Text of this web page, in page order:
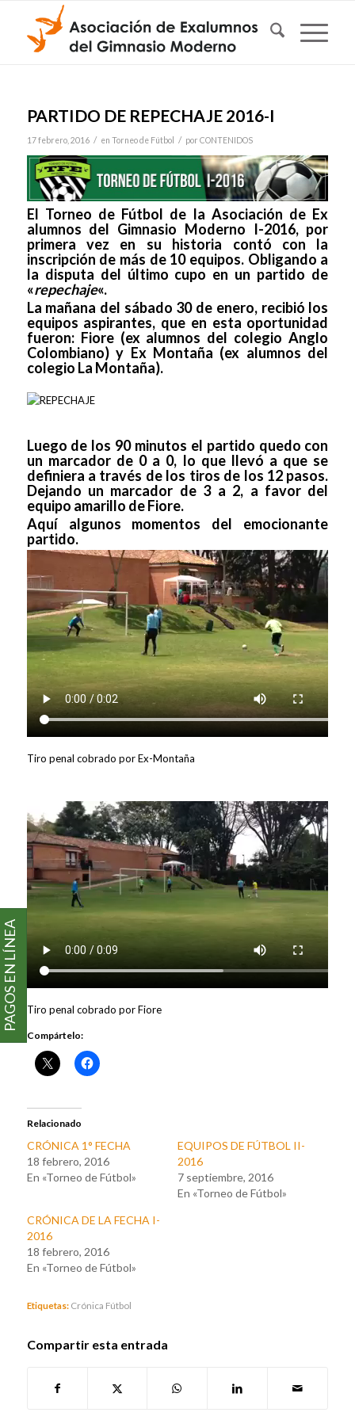
PARTIDO DE REPECHAJE 2016-I
17 febrero, 2016 / en Torneo de Fútbol / por CONTENIDOS
El Torneo de Fútbol de la Asociación de Ex
alumnos del Gimnasio Moderno I-2016, por
primera vez en su historia contó con la
inscripción de más de 10 equipos. Obligando a
la disputa del último cupo en un partido de
«repechaje«.
La mañana del sábado 30 de enero, recibió los
equipos aspirantes, que en esta oportunidad
fueron: Fiore (ex alumnos del colegio Anglo
Colombiano) y Ex Montaña (ex alumnos del
colegio La Montaña).
Luego de los 90 minutos el partido quedo con
un marcador de 0 a 0, lo que llevó a que se
definiera a través de los tiros de los 12 pasos.
Dejando un marcador de 3 a 2, a favor del
equipo amarillo de Fiore.
Aquí algunos momentos del emocionante
partido.
Tiro penal cobrado por Ex-Montaña
Tiro penal cobrado por Fiore
Compártelo:
Relacionado
CRÓNICA 1° FECHA
18 febrero, 2016
En «Torneo de Fútbol»
EQUIPOS DE FÚTBOL II-
2016
7 septiembre, 2016
En «Torneo de Fútbol»
CRÓNICA DE LA FECHA I-
2016
18 febrero, 2016
En «Torneo de Fútbol»
Etiquetas: Crónica Fútbol
Compartir esta entrada
PAGOS EN LÍNEA